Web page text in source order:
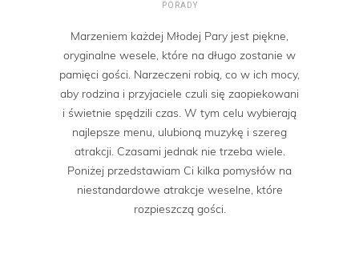
PORADY
Marzeniem każdej Młodej Pary jest piękne,
oryginalne wesele, które na długo zostanie w
pamięci gości. Narzeczeni robią, co w ich mocy,
aby rodzina i przyjaciele czuli się zaopiekowani
i świetnie spędzili czas. W tym celu wybierają
najlepsze menu, ulubioną muzykę i szereg
atrakcji. Czasami jednak nie trzeba wiele.
Poniżej przedstawiam Ci kilka pomysłów na
niestandardowe atrakcje weselne, które
rozpieszczą gości.